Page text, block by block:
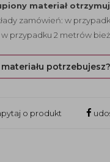
materiał
zamówień: w
w przypadku 2 metrów
materiału potrzebujesz?
o produkt